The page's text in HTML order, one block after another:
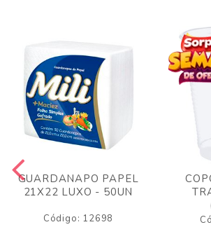
GUARDANAPO PAPEL
21X22 LUXO - 50UN
Código: 12698